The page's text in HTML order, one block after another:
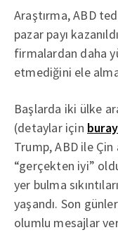
Araştırma, ABD
pazar payı
firmalardan daha
etmediğini ele
Başlarda iki ülke
(detaylar için
Trump, ABD ile
“gerçekten iyi”
yer bulma
yaşandı. Son
olumlu mesajlar